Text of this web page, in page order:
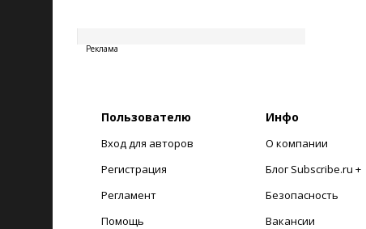
Реклама
Пользователю
Вход для авторов
Регистрация
Регламент
Помощь
Инфо
О компании
Блог Subscribe.ru +
Безопасность
Вакансии